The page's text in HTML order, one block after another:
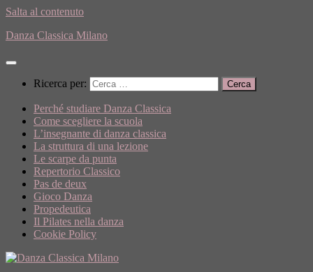
Salta al contenuto
Danza Classica Milano
Ricerca per:
Perché studiare Danza Classica
Come scegliere la scuola
L’insegnante di danza classica
La struttura di una lezione
Le scarpe da punta
Repertorio Classico
Pas de deux
Gioco Danza
Propedeutica
Il Pilates nella danza
Cookie Policy